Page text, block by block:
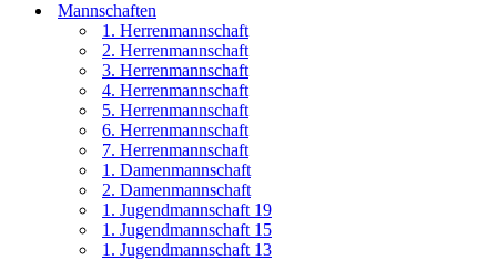
Mannschaften
1. Herrenmannschaft
2. Herrenmannschaft
3. Herrenmannschaft
4. Herrenmannschaft
5. Herrenmannschaft
6. Herrenmannschaft
7. Herrenmannschaft
1. Damenmannschaft
2. Damenmannschaft
1. Jugendmannschaft 19
1. Jugendmannschaft 15
1. Jugendmannschaft 13